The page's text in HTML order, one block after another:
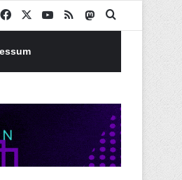
Facebook YouTube
RSS MastodonSuchen nach